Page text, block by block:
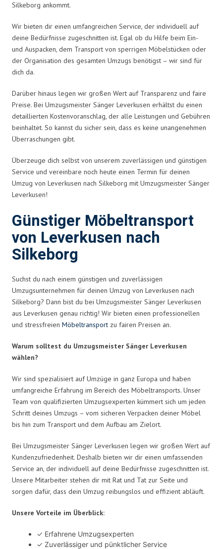
Silkeborg ankommt.
Wir bieten dir einen umfangreichen Service, der individuell auf
deine Bedürfnisse zugeschnitten ist. Egal ob du Hilfe beim Ein-
und Auspacken, dem Transport von sperrigen Möbelstücken oder
der Organisation des gesamten Umzugs benötigst – wir sind für
dich da.
Darüber hinaus legen wir großen Wert auf Transparenz und faire
Preise. Bei Umzugsmeister Sänger Leverkusen erhältst du einen
detaillierten Kostenvoranschlag, der alle Leistungen und Gebühren
beinhaltet. So kannst du sicher sein, dass es keine unangenehmen
Überraschungen gibt.
Überzeuge dich selbst von unserem zuverlässigen und günstigen
Service und vereinbare noch heute einen Termin für deinen
Umzug von Leverkusen nach Silkeborg mit Umzugsmeister Sänger
Leverkusen!
Günstiger Möbeltransport
von Leverkusen nach
Silkeborg
Suchst du nach einem günstigen und zuverlässigen
Umzugsunternehmen für deinen Umzug von Leverkusen nach
Silkeborg? Dann bist du bei Umzugsmeister Sänger Leverkusen
aus Leverkusen genau richtig! Wir bieten einen professionellen
und stressfreien Möbeltransport zu fairen Preisen an.
Warum solltest du Umzugsmeister Sänger Leverkusen
wählen?
Wir sind spezialisiert auf Umzüge in ganz Europa und haben
umfangreiche Erfahrung im Bereich des Möbeltransports. Unser
Team von qualifizierten Umzugsexperten kümmert sich um jeden
Schritt deines Umzugs – vom sicheren Verpacken deiner Möbel
bis hin zum Transport und dem Aufbau am Zielort.
Bei Umzugsmeister Sänger Leverkusen legen wir großen Wert auf
Kundenzufriedenheit. Deshalb bieten wir dir einen umfassenden
Service an, der individuell auf deine Bedürfnisse zugeschnitten ist.
Unsere Mitarbeiter stehen dir mit Rat und Tat zur Seite und
sorgen dafür, dass dein Umzug reibungslos und effizient abläuft.
Unsere Vorteile im Überblick:
✓ Erfahrene Umzugsexperten
✓ Zuverlässiger und pünktlicher Service